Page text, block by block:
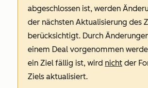
abgeschlossen ist, werden
der nächsten Aktualisierung des
berücksichtigt. Durch
einem Deal vorgenommen
ein Ziel fällig ist, wird nicht der
Ziels aktualisiert.